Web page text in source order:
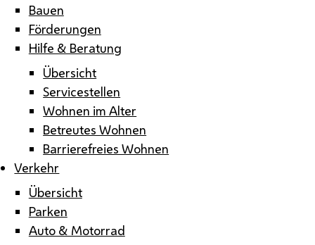
Bauen
Förderungen
Hilfe & Beratung
Übersicht
Servicestellen
Wohnen im Alter
Betreutes Wohnen
Barrierefreies Wohnen
Verkehr
Übersicht
Parken
Auto & Motorrad